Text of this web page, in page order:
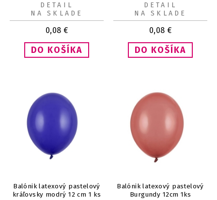
0,08 €
DETAIL
NA SKLADE
0,08 €
DETAIL
NA SKLADE
Balónik latexový pastelový
kráľovsky modrý 12 cm 1 ks
Balónik latexový pastelový
Burgundy 12cm 1ks